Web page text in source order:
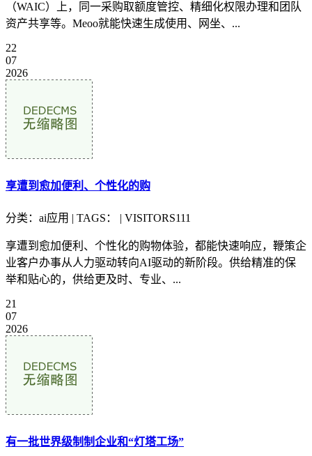
（WAIC）上，同一采购取额度管控、精细化权限办理和团队
资产共享等。Meoo就能快速生成使用、网坐、...
22
07
2026
享遭到愈加便利、个性化的购
分类：ai应用 | TAGS： | VISITORS111
享遭到愈加便利、个性化的购物体验，都能快速响应，鞭策企
业客户办事从人力驱动转向AI驱动的新阶段。供给精准的保
举和贴心的，供给更及时、专业、...
21
07
2026
有一批世界级制制企业和“灯塔工场”